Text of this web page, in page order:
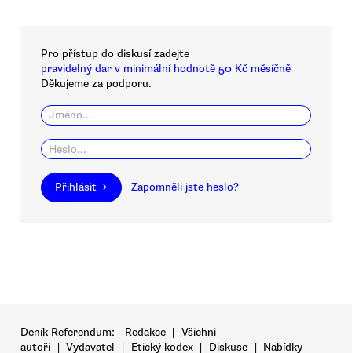
Pro přístup do diskusí zadejte
pravidelný dar v minimální hodnotě 50 Kč měsíčně
Děkujeme za podporu.
Přihlásit → Zapomněli jste heslo?
Deník Referendum: Redakce | Všichni
autoři | Vydavatel | Etický kodex | Diskuse | Nabídky